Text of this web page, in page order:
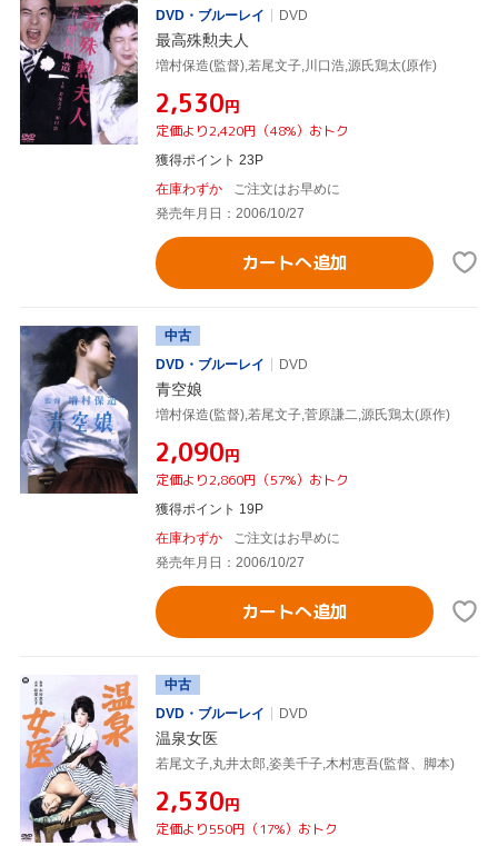
DVD・ブルーレイ
DVD
最高殊勲夫人
増村保造(監督),若尾文子,川口浩,源氏鶏太(原作)
¥2,530円
定価より2,420円（48%）おトク
獲得ポイント 23P
在庫わずか
ご注文はお早めに
発売年月日：2006/10/27
カートへ追加
中古
DVD・ブルーレイ
DVD
青空娘
増村保造(監督),若尾文子,菅原謙二,源氏鶏太(原作)
¥2,090円
定価より2,860円（57%）おトク
獲得ポイント 19P
在庫わずか
ご注文はお早めに
発売年月日：2006/10/27
カートへ追加
中古
DVD・ブルーレイ
DVD
温泉女医
若尾文子,丸井太郎,姿美千子,木村恵吾(監督、脚本)
¥2,530円
定価より550円（17%）おトク